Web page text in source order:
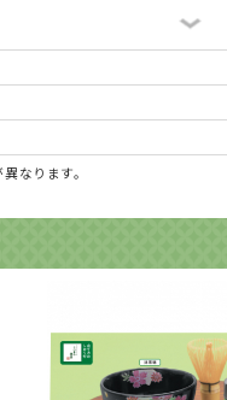
なります。